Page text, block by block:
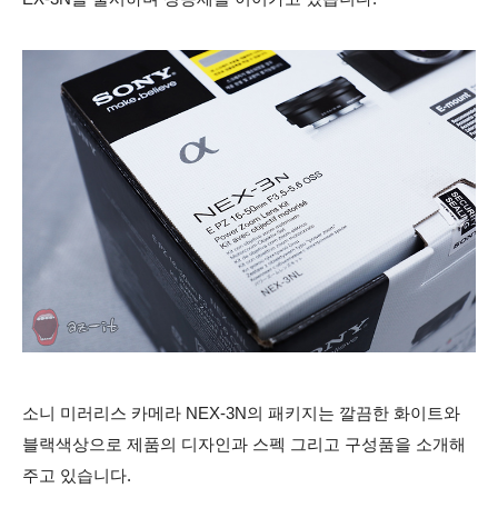
소니 미러리스 카메라 NEX-3N의 패키지는 깔끔한 화이트와
블랙색상으로 제품의 디자인과 스펙 그리고 구성품을 소개해
주고 있습니다.